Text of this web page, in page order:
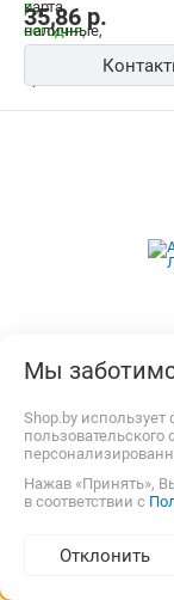
35,86 р.
Aroma Saules
Производитель:
10,00 р.,сегодня
Мы
Shop.by
пользовательского
Нажав «Принять»,
в соответствии с
Отклонить